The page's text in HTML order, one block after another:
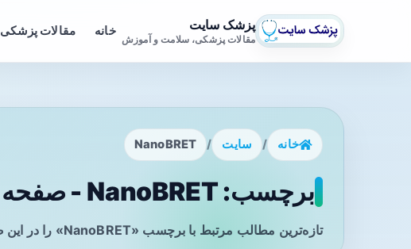
پزشک سایت
مقالات پزشکی، سلامت و آموزش
خانه مقالات پزشکی
خانه / سایت /
NanoBRET
برچسب: NanoBRET - صفحه 1
تازه‌ترین مطالب مرتبط با برچسب «NanoBRET» را در این صفحه مشاهده می‌کنید.